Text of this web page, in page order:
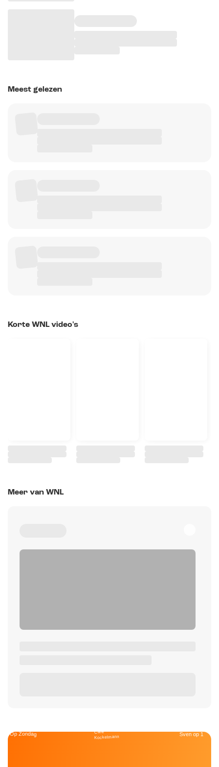
Meest gelezen
Korte WNL video's
Meer van WNL
Op Zondag Café
Kockelmann Sven op 1